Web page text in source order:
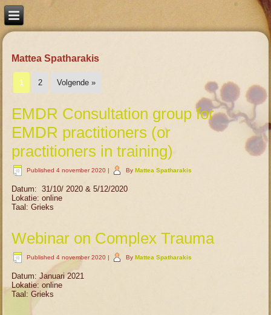
Mattea Spatharakis
1 2 Volgende »
EMDR Consultation group for
EMDR practitioners (or
practitioners in training)
Published 4 november 2020 | By Mattea Spatharakis
Datum: 31/10/ 2020 & 5/12/2020
Lokatie: online
Taal: Grieks
Webinar on Complex Trauma
Published 4 november 2020 | By Mattea Spatharakis
Datum: Januari 2021
Lokatie: online
Taal: Grieks